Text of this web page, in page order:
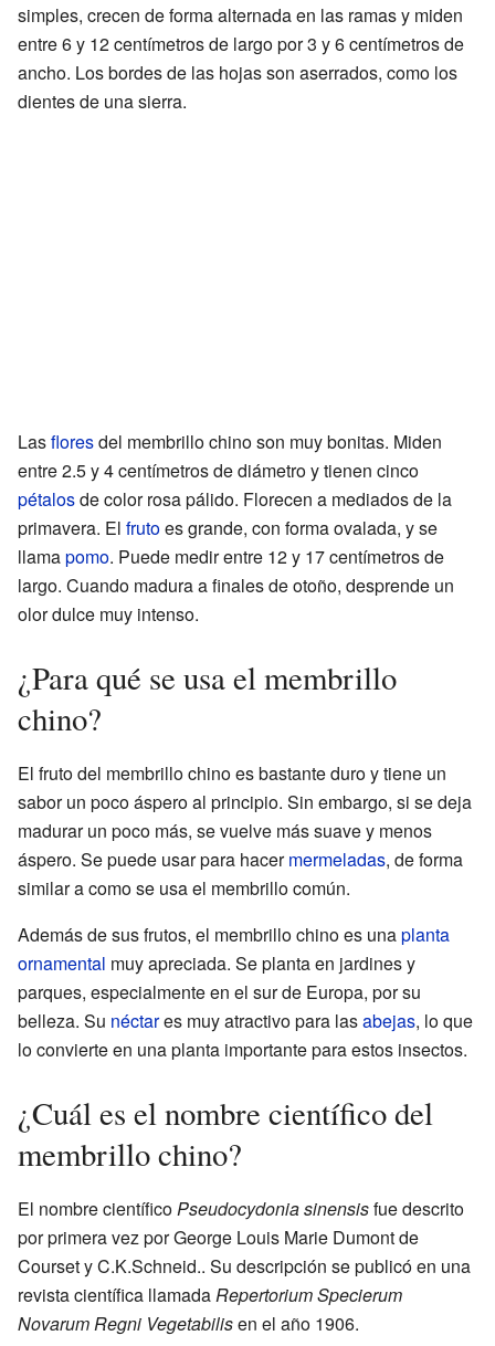
simples, crecen de forma alternada en las ramas y miden
entre 6 y 12 centímetros de largo por 3 y 6 centímetros de
ancho. Los bordes de las hojas son aserrados, como los
dientes de una sierra.
Lasfloresdel membrillo chino son muy bonitas. Miden
entre 2.5 y 4 centímetros de diámetro y tienen cinco
pétalosde color rosa pálido. Florecen a mediados de la
primavera. El frutoes grande, con forma ovalada, y se
llamapomo. Puede medir entre 12 y 17 centímetros de
largo. Cuando madura a finales de otoño, desprende un
olor dulce muy intenso.
¿Para qué se usa el membrillo
chino?
El fruto del membrillo chino es bastante duro y tiene un
sabor un poco áspero al principio. Sin embargo, si se deja
madurar un poco más, se vuelve más suave y menos
áspero. Se puede usar para hacermermeladas, de forma
similar a como se usa el membrillo común.
Además de sus frutos, el membrillo chino es unaplanta
ornamental muy apreciada. Se planta en jardines y
parques, especialmente en el sur de Europa, por su
belleza. Su néctares muy atractivo para lasabejas, lo que
lo convierte en una planta importante para estos insectos.
¿Cuál es el nombre científico del
membrillo chino?
El nombre científicoPseudocydonia sinensisfue descrito
por primera vez por George Louis Marie Dumont de
Courset y C.K.Schneid.. Su descripción se publicó en una
revista científica llamadaRepertorium Specierum
Novarum Regni Vegetabilisen el año 1906.